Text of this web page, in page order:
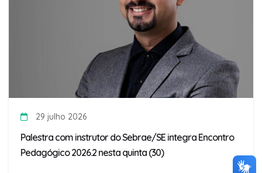
29 julho 2026
Palestra com instrutor do Sebrae/SE integra Encontro
Pedagógico 2026.2 nesta quinta (30)